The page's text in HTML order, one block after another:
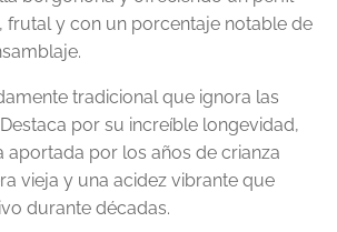
frutal y con un porcentaje notable de
tradicional que ignora las
por su increíble longevidad,
aportada por los años de crianza
vieja y una acidez vibrante que
durante décadas.